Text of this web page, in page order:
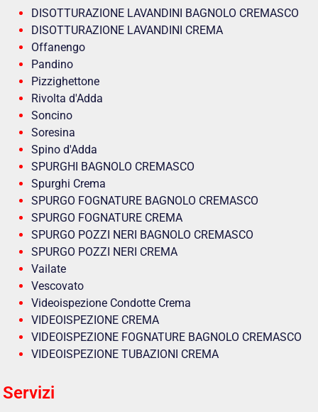
DISOTTURAZIONE LAVANDINI BAGNOLO CREMASCO
DISOTTURAZIONE LAVANDINI CREMA
Offanengo
Pandino
Pizzighettone
Rivolta d'Adda
Soncino
Soresina
Spino d'Adda
SPURGHI BAGNOLO CREMASCO
Spurghi Crema
SPURGO FOGNATURE BAGNOLO CREMASCO
SPURGO FOGNATURE CREMA
SPURGO POZZI NERI BAGNOLO CREMASCO
SPURGO POZZI NERI CREMA
Vailate
Vescovato
Videoispezione Condotte Crema
VIDEOISPEZIONE CREMA
VIDEOISPEZIONE FOGNATURE BAGNOLO CREMASCO
VIDEOISPEZIONE TUBAZIONI CREMA
Servizi